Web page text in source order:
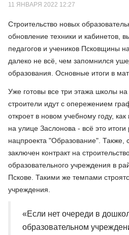
11 ЯНВАРЯ 2022 12:27
Строительство новых
обновление техники и кабинетов,
педагогов и учеников Псковщины
далеко не всё, чем запомнился
образования. Основные итоги в
Уже готовы все три этажа школы
строители идут с опережением
откроет в новом учебному году,
на улице Заслонова - всё это
нацпроекта "Образование". Также,
заключен контракт на
образовательного учреждения в
Пскове. Такими же темпами
учреждения.
«Если нет очереди в
образовательном